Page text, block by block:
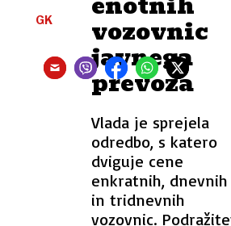
vozovnic
javnega
prevoza
Vlada je sprejela
odredbo, s katero
dviguje cene
enkratnih, dnevnih
in tridnevnih
vozovnic.
GK